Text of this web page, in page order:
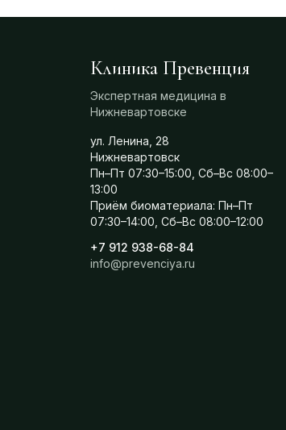
Клиника Превенция
Экспертная медицина в
Нижневартовске
ул. Ленина, 28
Нижневартовск
Пн–Пт 07:30–15:00, Сб–Вс 08:00–
13:00
Приём биоматериала: Пн–Пт
07:30–14:00, Сб–Вс 08:00–12:00
+7 912 938-68-84
info@prevenciya.ru